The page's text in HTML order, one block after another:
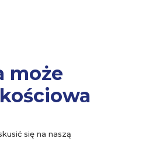
może
się na naszą